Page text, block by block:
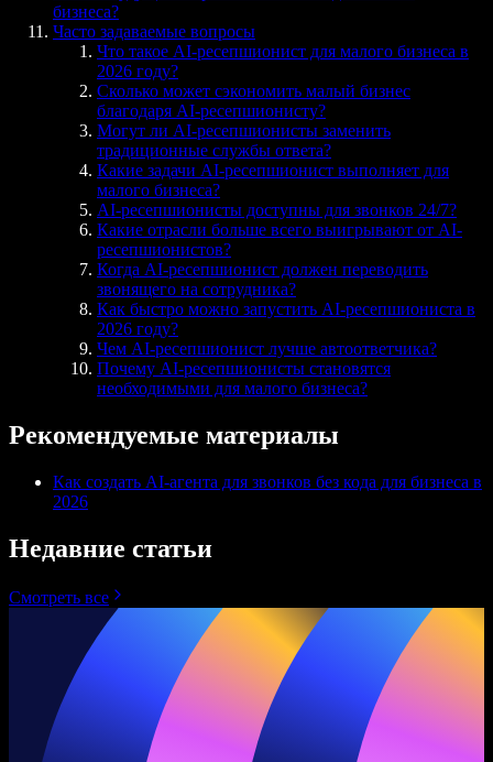
бизнеса?
Часто задаваемые вопросы
Что такое AI-ресепшионист для малого бизнеса в
2026 году?
Сколько может сэкономить малый бизнес
благодаря AI-ресепшионисту?
Могут ли AI-ресепшионисты заменить
традиционные службы ответа?
Какие задачи AI-ресепшионист выполняет для
малого бизнеса?
AI-ресепшионисты доступны для звонков 24/7?
Какие отрасли больше всего выигрывают от AI-
ресепшионистов?
Когда AI-ресепшионист должен переводить
звонящего на сотрудника?
Как быстро можно запустить AI-ресепшиониста в
2026 году?
Чем AI-ресепшионист лучше автоответчика?
Почему AI-ресепшионисты становятся
необходимыми для малого бизнеса?
Рекомендуемые материалы
Как создать AI-агента для звонков без кода для бизнеса в
2026
Недавние статьи
Смотреть все